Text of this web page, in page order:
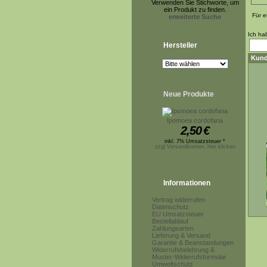
Verwenden Sie Stichworte, um
ein Produkt zu finden.
erweiterte Suche
Hersteller
Neue Produkte
Ipomoea cordofana
2,50€
inkl. 7% Umsatzsteuer *
zzgl.Versandkosten, hier klicken
Informationen
Vertrag widerrufen
Datenschutz
EU Umsatzsteuer
Bestellablauf
Zahlungsarten
Lieferung & Versand
Garantie & Beanstandungen
Widerrufsbelehrung &
Muster-Widerrufsformular
Umweltschutz
Für
Ich